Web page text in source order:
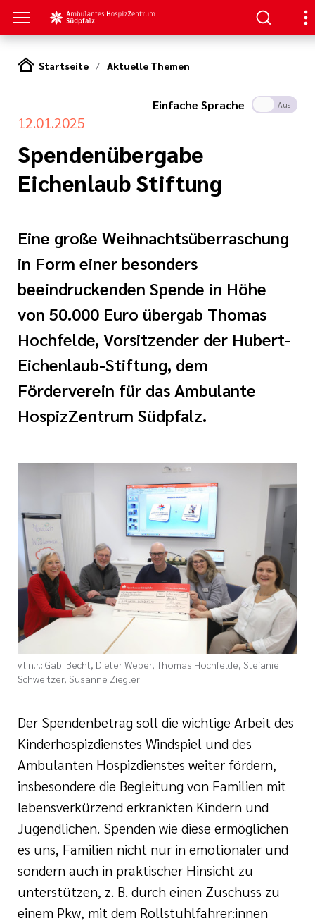
Südpfalz e.V.
und
und
Mitarbeit
im Förderverein
bekannt
Startseite Aktuelle Themen
Einfache Sprache Aus
12.01.2025
Spendenübergabe
Eichenlaub Stiftung
Eine große Weihnachtsüberraschung
in Form einer besonders
beeindruckenden Spende in Höhe
von 50.000 Euro übergab Thomas
Hochfelde, Vorsitzender der Hubert-
Eichenlaub-Stiftung, dem
Förderverein für das Ambulante
HospizZentrum Südpfalz.
v.l.n.r.: Gabi Becht, Dieter Weber, Thomas Hochfelde, Stefanie
Schweitzer, Susanne Ziegler
Der Spendenbetrag soll die wichtige Arbeit des
Kinderhospizdienstes Windspiel und des
Ambulanten Hospizdienstes weiter fördern,
insbesondere die Begleitung von Familien mit
lebensverkürzend erkrankten Kindern und
Jugendlichen. Spenden wie diese ermöglichen
es uns, Familien nicht nur in emotionaler und
sondern auch in praktischer Hinsicht zu
unterstützen, z. B. durch einen Zuschuss zu
einem Pkw, mit dem Rollstuhlfahrer:innen